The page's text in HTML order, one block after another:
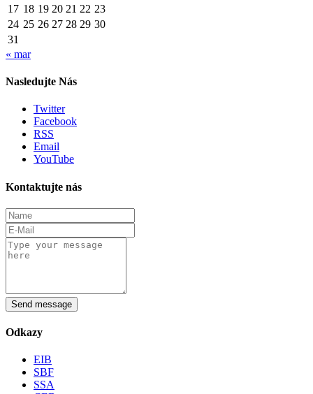
17 18 19 20 21 22 23
24 25 26 27 28 29 30
31
« mar
Nasledujte Nás
Twitter
Facebook
RSS
Email
YouTube
Kontaktujte nás
Send message
Odkazy
EIB
SBF
SSA